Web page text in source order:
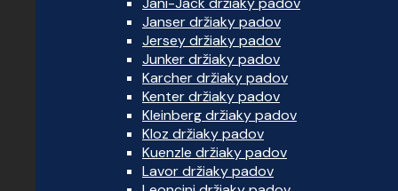
Janser držiaky padov
Jersey držiaky padov
Junker držiaky padov
Karcher držiaky padov
Kenter držiaky padov
Kleinberg držiaky padov
Kloz držiaky padov
Kuenzle držiaky padov
Lavor držiaky padov